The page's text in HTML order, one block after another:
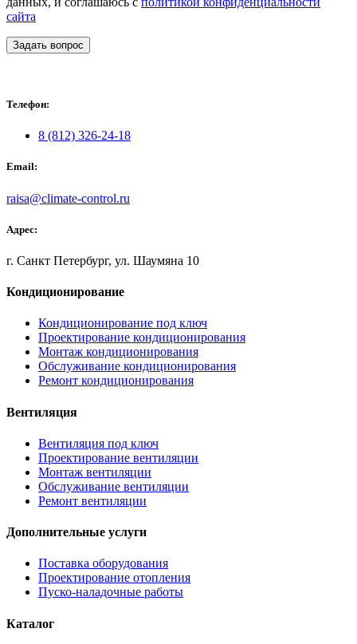
сайта
Задать вопрос
Телефон:
8 (812) 326-24-18
Email:
raisa@climate-control.ru
Адрес:
г. Санкт Петербург, ул. Шаумяна 10
Кондиционирование
Кондиционирование под ключ
Проектирование кондиционирования
Монтаж кондиционирования
Обслуживание кондиционирования
Ремонт кондиционирования
Вентиляция
Вентиляция под ключ
Проектирование вентиляции
Монтаж вентиляции
Обслуживание вентиляции
Ремонт вентиляции
Дополнительные услуги
Поставка оборудования
Проектирование отопления
Пуско-наладочные работы
Каталог